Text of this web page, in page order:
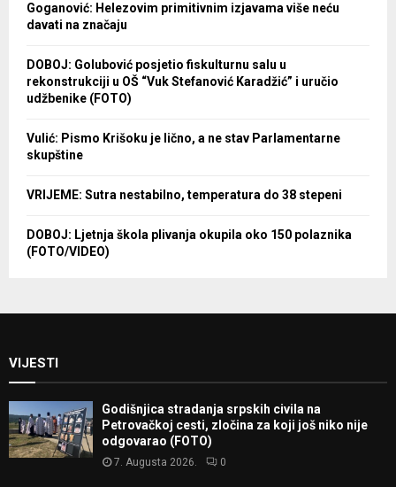
Goganović: Helezovim primitivnim izjavama više neću
davati na značaju
DOBOJ: Golubović posjetio fiskulturnu salu u
rekonstrukciji u OŠ “Vuk Stefanović Karadžić” i uručio
udžbenike (FOTO)
Vulić: Pismo Krišoku je lično, a ne stav Parlamentarne
skupštine
VRIJEME: Sutra nestabilno, temperatura do 38 stepeni
DOBOJ: Ljetnja škola plivanja okupila oko 150 polaznika
(FOTO/VIDEO)
VIJESTI
Godišnjica stradanja srpskih civila na
Petrovačkoj cesti, zločina za koji još niko nije
odgovarao (FOTO)
7. Augusta 2026. 0